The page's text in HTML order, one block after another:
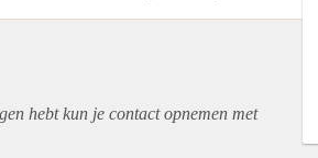
hebt kun je contact opnemen met